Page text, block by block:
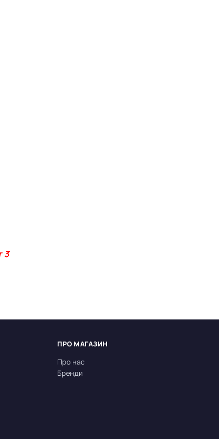
3
ПРО МАГАЗИН
Про нас
Бренди